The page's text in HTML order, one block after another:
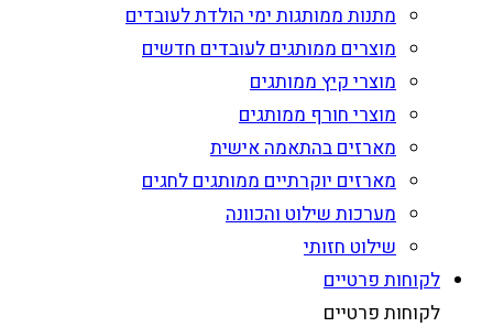
מתנות ממותגות ימי הולדת לעובדים
מוצרים ממותגים לעובדים חדשים
מוצרי קיץ ממותגים
מוצרי חורף ממותגים
מארזים בהתאמה אישית
מארזים יוקרתיים ממותגים לחגים
מערכות שילוט והכוונה
שילוט חזותי
לקוחות פרטיים
לקוחות פרטיים